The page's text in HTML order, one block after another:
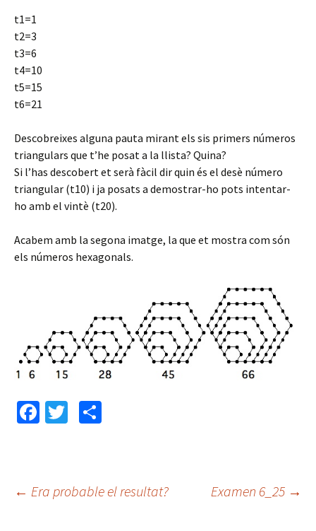
t1=1
t2=3
t3=6
t4=10
t5=15
t6=21
Descobreixes alguna pauta mirant els sis primers números
triangulars que t’he posat a la llista? Quina?
Si l’has descobert et serà fàcil dir quin és el desè número
triangular (t10) i ja posats a demostrar-ho pots intentar-
ho amb el vintè (t20).
Acabem amb la segona imatge, la que et mostra com són
els números hexagonals.
Fa
o
T
er
ar
← Era probable el resultat? Examen 6_25 →